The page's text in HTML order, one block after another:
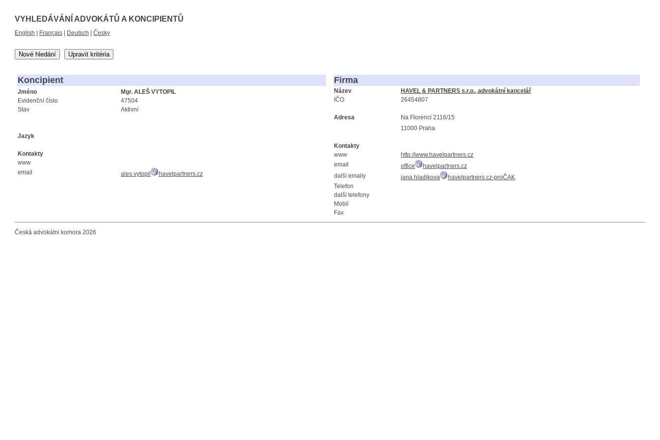
VYHLEDÁVÁNÍ ADVOKÁTŮ A KONCIPIENTŮ
English Français Deutsch Česky
Nové hledání Upravit kritéria
Koncipient
Jméno
Mgr. ALEŠ VYTOPIL
Evidenční číslo
47504
Stav
Aktivní
Jazyk
Kontakty
www
email
ales.vytopil havelpartners.cz
Firma
Název
HAVEL & PARTNERS s.r.o., advokátní kancelář
IČO
26454807
Adresa
Na Florenci 2116/15
11000 Praha
Kontakty
www
http://www.havelpartners.cz
email
office
havelpartners.cz
další emaily
jana.hladikova
havelpartners.cz-proČAK
Telefon
další telefony
Mobil
Fax
Česká advokátní komora 2026